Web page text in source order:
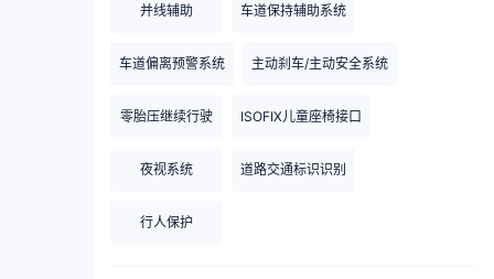
并线辅助 车道保持辅助系统
车道偏离预警系统 主动刹车/主动安全系统
零胎压继续行驶 ISOFIX儿童座椅接口
夜视系统 道路交通标识识别
行人保护